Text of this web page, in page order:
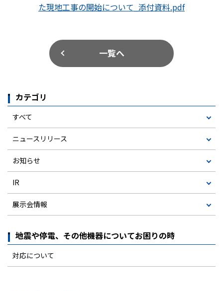
た現地工事の開始について_添付資料.pdf
一覧へ
カテゴリ
すべて
ニュースリリース
お知らせ
IR
展示会情報
地震や停電、その他機器についてお困りの時
対応について